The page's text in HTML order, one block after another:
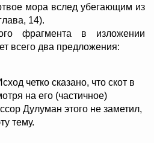
мора вслед убегающим из
14).
фрагмента в изложении
всего два предложения:
четко сказано, что скот в
на его (частичное)
Дулуман этого не заметил,
тему.